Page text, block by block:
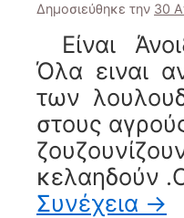
Δημοσιεύθηκε την 30
Είναι
Όλα ειναι
των
στους
κελαηδούν
Συνέχεια →